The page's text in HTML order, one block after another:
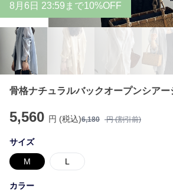
8 月 6 日 23:59まで10%OFF
骨格ナチュラルバックオープンシアー
5,560 円 (税込)6,180 円 (割引前)
サイズ
M L
カラー